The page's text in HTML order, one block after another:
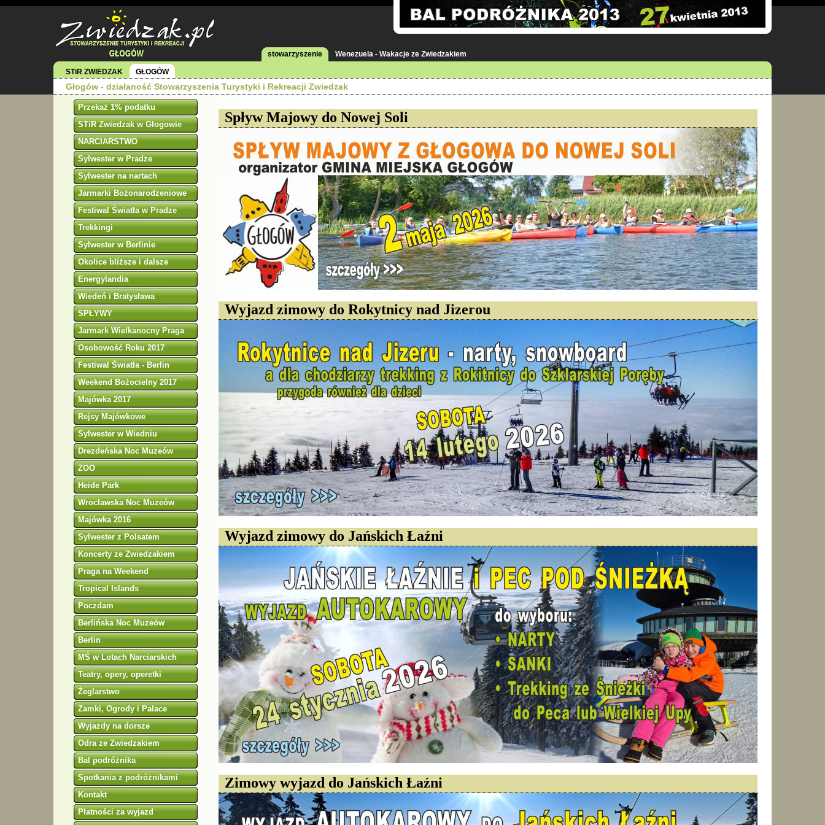
stowarzyszenie Wenezuela - Wakacje ze Zwiedzakiem
STiR ZWIEDZAK GŁOGÓW
Głogów - działaność Stowarzyszenia Turystyki i Rekreacji Zwiedzak
Przekaż 1% podatku
STiR Zwiedzak w Głogowie
NARCIARSTWO
Sylwester w Pradze
Sylwester na nartach
Jarmarki Bożonarodzeniowe
Festiwal Światła w Pradze
Trekkingi
Sylwester w Berlinie
Okolice bliższe i dalsze
Energylandia
Wiedeń i Bratysława
SPŁYWY
Jarmark Wielkanocny Praga
Osobowość Roku 2017
Festiwal Światła - Berlin
Weekend Bożocielny 2017
Majówka 2017
Rejsy Majówkowe
Sylwester w Wiedniu
Drezdeńska Noc Muzeów
ZOO
Heide Park
Wrocławska Noc Muzeów
Majówka 2016
Sylwester z Polsatem
Koncerty ze Zwiedzakiem
Praga na Weekend
Tropical Islands
Poczdam
Berlińska Noc Muzeów
Berlin
MŚ w Lotach Narciarskich
Teatry, opery, operetki
Żeglarstwo
Zamki, Ogrody i Pałace
Wyjazdy na dorsze
Odra ze Zwiedzakiem
Bal podróżnika
Spotkania z podróżnikami
Kontakt
Płatności za wyjazd
Spływ Majowy do Nowej Soli
Wyjazd zimowy do Rokytnicy nad Jizerou
Wyjazd zimowy do Jańskich Łaźni
Zimowy wyjazd do Jańskich Łaźni